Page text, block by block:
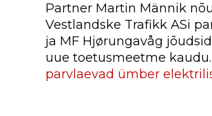
Partner Martin Männik
Vestlandske Trafikk ASi
ja MF Hjørungavåg
uue toetusmeetme kaudu.
parvlaevad ümber